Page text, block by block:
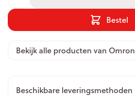
Bestel
Bekijk alle producten van Omron
Beschikbare leveringsmethoden